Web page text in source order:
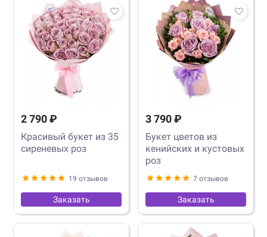
2 790 ₽
Красивый букет из 35
сиреневых роз
19 отзывов
Заказать
3 790 ₽
Букет цветов из
кенийских и кустовых
роз
7 отзывов
Заказать